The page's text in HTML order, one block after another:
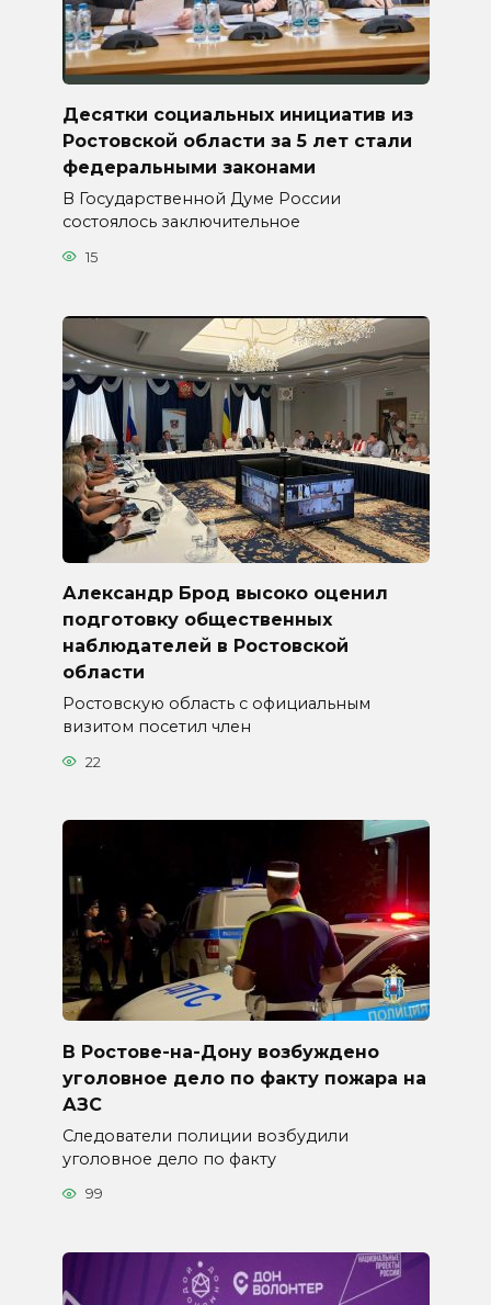
Десятки социальных инициатив из
Ростовской области за 5 лет стали
федеральными законами
В Государственной Думе России
состоялось заключительное
15
Александр Брод высоко оценил
подготовку общественных
наблюдателей в Ростовской
области
Ростовскую область с официальным
визитом посетил член
22
В Ростове-на-Дону возбуждено
уголовное дело по факту пожара на
АЗС
Следователи полиции возбудили
уголовное дело по факту
99